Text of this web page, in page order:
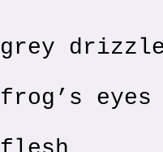
grey
frog’s eyes